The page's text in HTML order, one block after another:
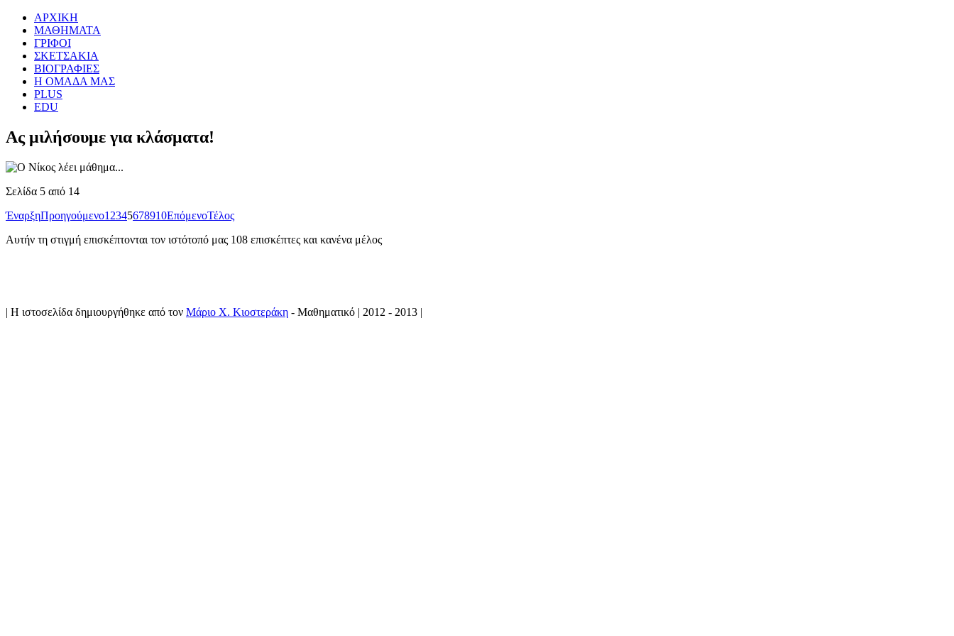
ΑΡΧΙΚΗ
ΜΑΘΗΜΑΤΑ
ΓΡΙΦΟΙ
ΣΚΕΤΣΑΚΙΑ
ΒΙΟΓΡΑΦΙΕΣ
Η ΟΜΑΔΑ ΜΑΣ
PLUS
EDU
Ας μιλήσουμε για κλάσματα!
Σελίδα 5 από 14
ΈναρξηΠροηγούμενο1 2345678910ΕπόμενοΤέλος
Αυτήν τη στιγμή επισκέπτονται τον ιστότοπό μας 108 επισκέπτες και κανένα μέλος
| Η ιστοσελίδα δημιουργήθηκε από τον Μάριο Χ. Κιοστεράκη - Μαθηματικό | 2012 - 2013 |